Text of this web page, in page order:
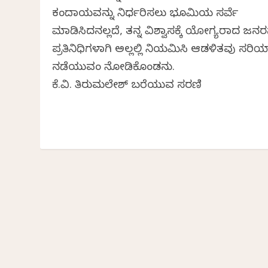
ಕಂದಾಯವನ್ನು ನಿರ್ಧರಿಸಲು ಭೂಮಿಯ ಸರ್ವೆ
ಮಾಡಿಸಿದನಲ್ಲದೆ, ತನ್ನ ವಿಶ್ವಾಸಕ್ಕೆ ಯೋಗ್ಯರಾದ
ಪ್ರತಿನಿಧಿಗಳಾಗಿ ಅಲ್ಲಲ್ಲಿ ನಿಯಮಿಸಿ ಆಡಳಿತವು
ನಡೆಯುವಂತೆ ನೋಡಿಕೊಂಡನು.
ಕೆ.ವಿ. ತಿರುಮಲೇಶ್ ಬರೆಯುವ ಸರಣಿ